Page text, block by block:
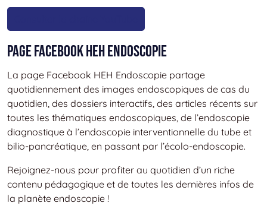
Page Facebook HEH Endoscopie
La page Facebook HEH Endoscopie partage
quotidiennement des images endoscopiques de cas du
quotidien, des dossiers interactifs, des articles récents sur
toutes les thématiques endoscopiques, de l’endoscopie
diagnostique à l’endoscopie interventionnelle du tube et
bilio-pancréatique, en passant par l’écolo-endoscopie.
Rejoignez-nous pour profiter au quotidien d’un riche
contenu pédagogique et de toutes les dernières infos de
la planète endoscopie !